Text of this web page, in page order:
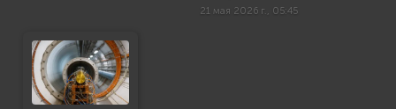
21 мая 2026 г., 05:45